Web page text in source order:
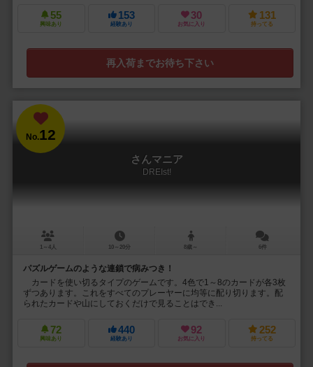
55
興味あり
153
経験あり
30
お気に入り
131
持ってる
再入荷までお待ち下さい
No.12
さんマニア
DREIst!
1～4人 10～20分 8歳～ 6件
パズルゲームのような連鎖で病みつき！
カードを使い切るタイプのゲームです。4色で1～8のカードが各3枚
ずつあります。これをすべてのプレーヤーに均等に配り切ります。配
られたカードや山にしておくだけで見ることはでき...
72
興味あり
440
経験あり
92
お気に入り
252
持ってる